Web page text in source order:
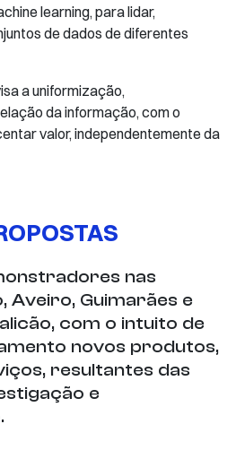
learning, para lidar,
de dados de diferentes
a uniformização,
da informação, com o
valor, independentemente da
nas
Aveiro, Guimarães e
com o intuito de
novos produtos,
resultantes das
e